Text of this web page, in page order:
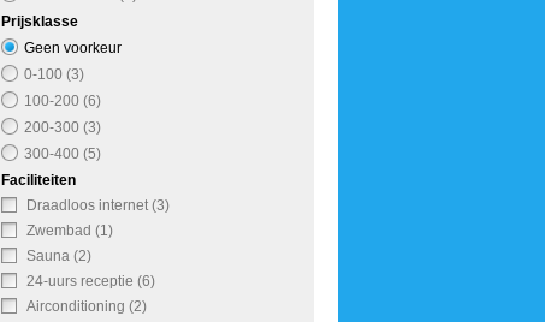
Prijsklasse
Geen voorkeur
0-100 (3)
100-200 (6)
200-300 (3)
300-400 (5)
Faciliteiten
Draadloos internet (3)
Zwembad (1)
Sauna (2)
24-uurs receptie (6)
Airconditioning (2)